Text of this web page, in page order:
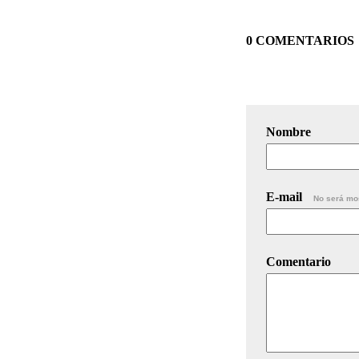
0 COMENTARIOS
Nombre
E-mail No será
Comentario